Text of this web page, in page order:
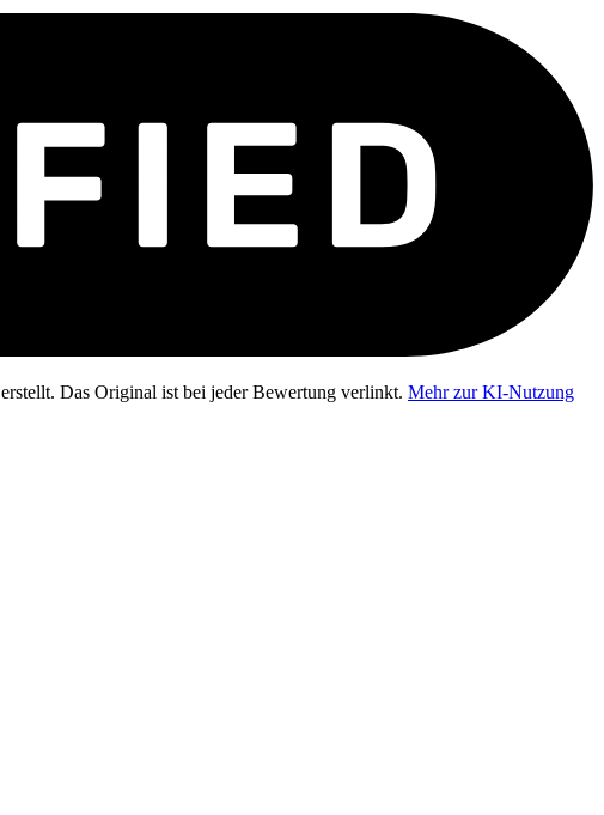
Das Original ist bei jeder Bewertung verlinkt. Mehr zur KI-Nutzung